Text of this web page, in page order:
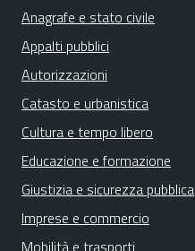
Anagrafe e stato civile
Appalti pubblici
Autorizzazioni
Catasto e urbanistica
Cultura e tempo libero
Educazione e formazione
Giustizia e sicurezza pubblica
Imprese e commercio
Mobilità e trasporti